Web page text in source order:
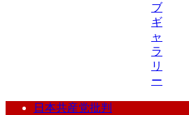
ブ
ギ
ャ
ラ
リ
ー
日本共産党批判